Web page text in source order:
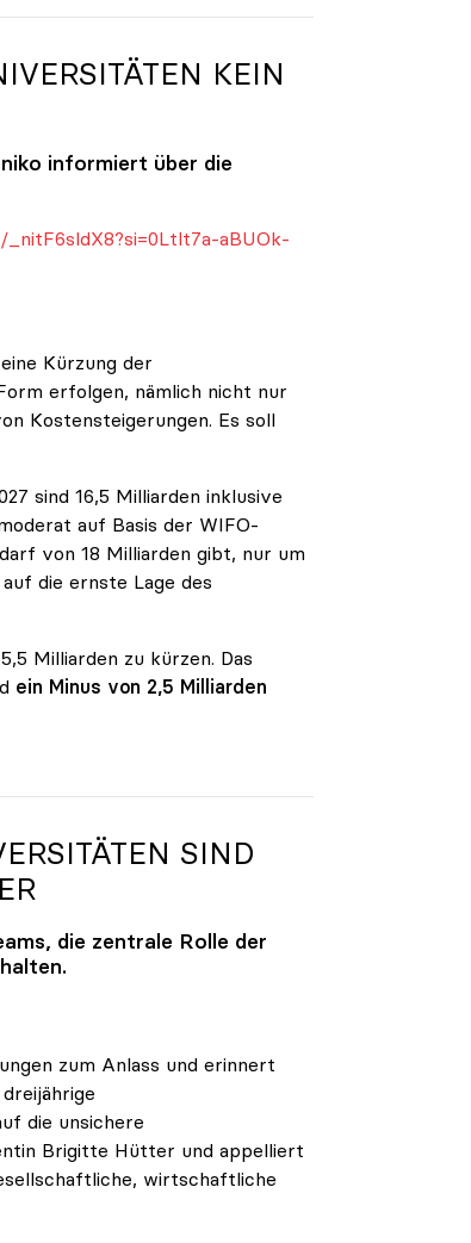
KEIN
informiert über die
aBUOk-
Kürzung der
erfolgen, nämlich nicht nur
Kostensteigerungen. Es soll
sind 16,5 Milliarden inklusive
auf Basis der WIFO-
von 18 Milliarden gibt, nur um
die ernste Lage des
Milliarden zu kürzen. Das
ein Minus von 2,5 Milliarden
SIND
die zentrale Rolle der
zum Anlass und erinnert
die unsichere
Brigitte Hütter und appelliert
wirtschaftliche